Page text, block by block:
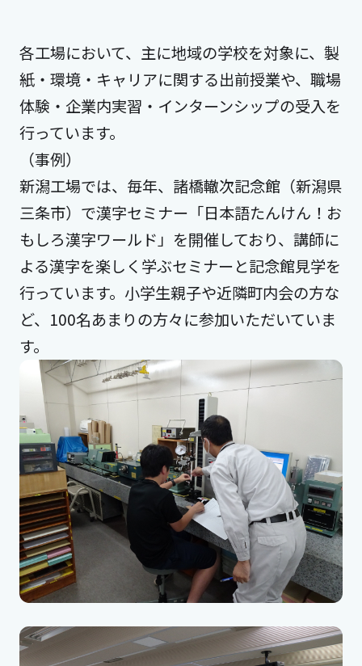
各工場において、主に地域の学校を対象に、製
紙・環境・キャリアに関する出前授業や、職場
体験・企業内実習・インターンシップの受入を
行っています。
（事例）
新潟工場では、毎年、諸橋轍次記念館（新潟県
三条市）で漢字セミナー「日本語たんけん！お
もしろ漢字ワールド」を開催しており、講師に
よる漢字を楽しく学ぶセミナーと記念館見学を
行っています。小学生親子や近隣町内会の方な
ど、100名あまりの方々に参加いただいていま
す。